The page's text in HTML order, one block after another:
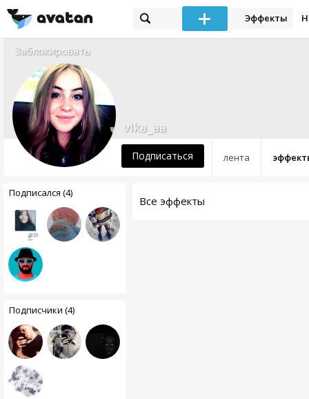
Эффекты
Заблокировать
лента
vika_aa
Подписаться
Подписался (4)
Подписчики (4)
Все эффекты